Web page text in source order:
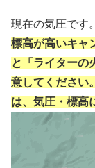
現在の気圧です。
標高が高いキャ
と「ライターの
意してください
は、気圧・標高